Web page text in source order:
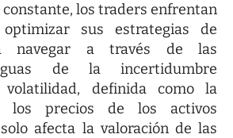
constante, los traders enfrentan
sus estrategias de
navegar a través de las
de la incertidumbre
volatilidad, definida como la
los precios de los activos
afecta la valoración de las